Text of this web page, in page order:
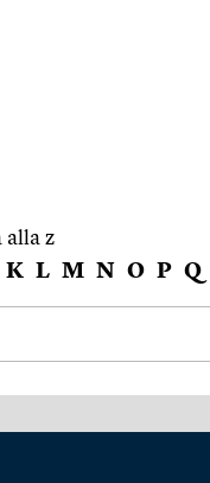
alla z
K L M N O P Q